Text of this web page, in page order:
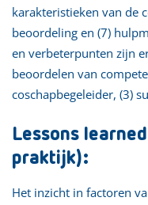
karakteristieken van de
beoordeling en (7)
en verbeterpunten zijn
beoordelen van
coschapbegeleider, (3)
Lessons
praktijk):
Het inzicht in factoren